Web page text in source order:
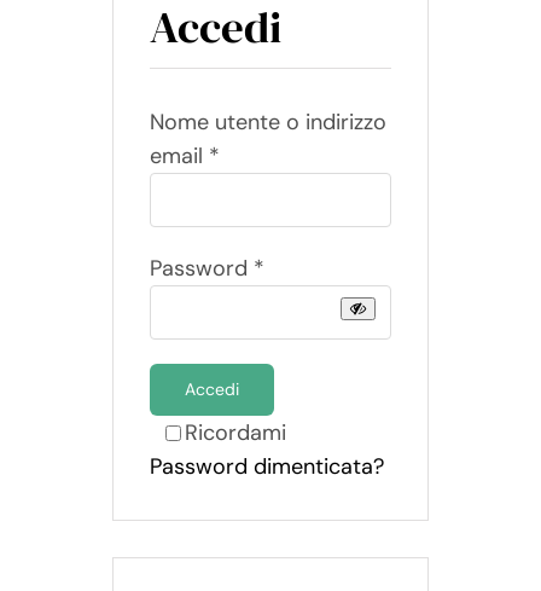
Accedi
Nome utente o indirizzo
email *Richiesto
Password *Richiesto
Ricordami
Accedi
Password dimenticata?